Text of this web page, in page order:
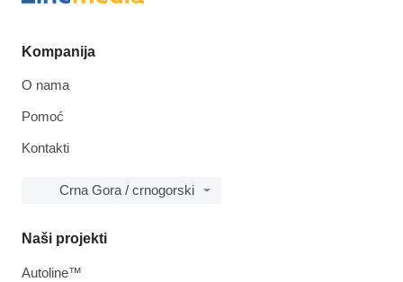
Kompanija
O nama
Pomoć
Kontakti
Crna Gora / crnogorski
Naši projekti
Autoline™